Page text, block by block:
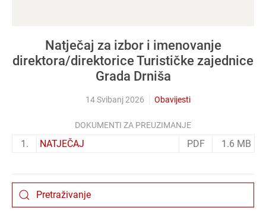
Natječaj za izbor i imenovanje
direktora/direktorice Turističke zajednice
Grada Drniša
14 Svibanj 2026 Obavijesti
DOKUMENTI ZA PREUZIMANJE
1. NATJEČAJ PDF 1.6 MB